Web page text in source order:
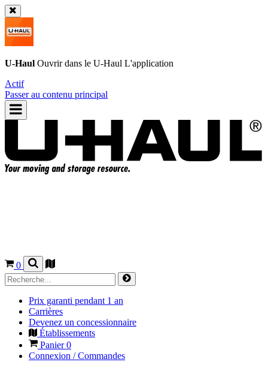
U-Haul Ouvrir dans le U-Haul L'application
Actif
Passer au contenu principal
0
Prix garanti pendant 1 an
Carrières
Devenez un concessionnaire
Établissements
Panier0
Connexion / Commandes